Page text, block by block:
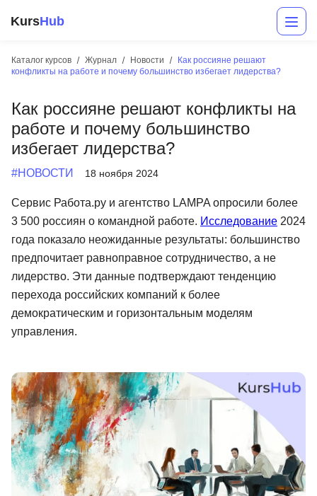
KursHub
Каталог курсов Журнал Новости
Как россияне решают
конфликты на работе и почему большинство избегает лидерства?
Как россияне решают конфликты на
работе и почему большинство
избегает лидерства?
#НОВОСТИ 18 ноября 2024
Сервис Работа.ру и агентство LAMPA опросили более
3 500 россиян о командной работе. Исследование 2024
года показало неожиданные результаты: большинство
предпочитает равноправное сотрудничество, а не
лидерство. Эти данные подтверждают тенденцию
перехода российских компаний к более
демократическим и горизонтальным моделям
управления.
Маркетинг
Аналитика
Менеджмент
Иностранные языки
ДПО
Детям
Акции и промокоды
Рейтинг онлайн-школ